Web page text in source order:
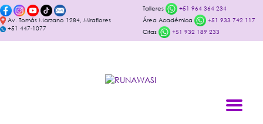
Av. Tomás Marzano 1284, Miraflores
+51 447-1077
Talleres
+51 964 364 234
Área Académica
+51 933 742 117
Citas
+51 932 189 233